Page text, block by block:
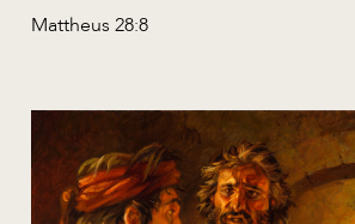
Mattheus 28:8